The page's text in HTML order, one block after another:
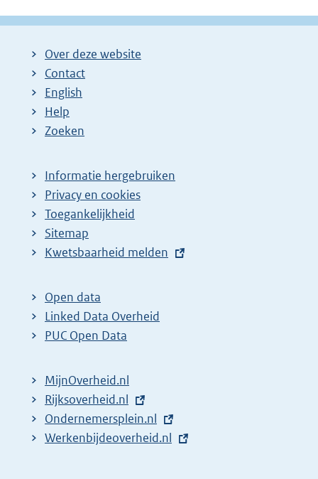
Over deze website
Contact
English
Help
Zoeken
Informatie hergebruiken
Privacy en cookies
Toegankelijkheid
Sitemap
E
t
e
r
l
i
n
k
Kwetsbaarheid melden
Open data
Linked Data Overheid
PUC Open Data
MijnOverheid.nl
E
x
t
Rijksoverheid.nl
E
x
Ondernemersplein.nl
E
Werkenbijdeoverheid.nl